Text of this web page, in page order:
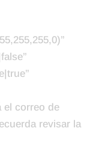
el correo de
revisar la